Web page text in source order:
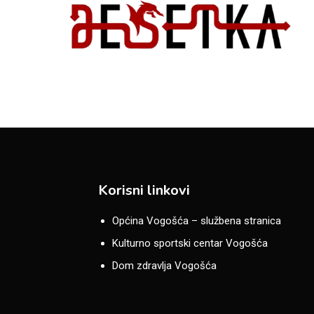
Korisni linkovi
Općina Vogošća – službena stranica
Kulturno sportski centar Vogošća
Dom zdravlja Vogošća